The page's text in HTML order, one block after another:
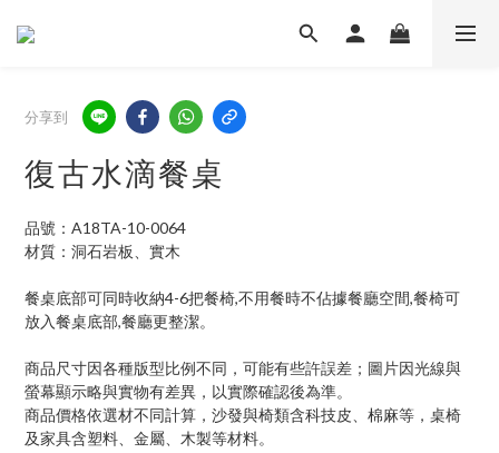
分享到
復古水滴餐桌
品號：A18TA-10-0064
材質：洞石岩板、實木
餐桌底部可同時收納4-6把餐椅,不用餐時不佔據餐廳空間,餐椅可
放入餐桌底部,餐廳更整潔。
商品尺寸因各種版型比例不同，可能有些許誤差；圖片因光線與
螢幕顯示略與實物有差異，以實際確認後為準。
商品價格依選材不同計算，沙發與椅類含科技皮、棉麻等，桌椅
及家具含塑料、金屬、木製等材料。